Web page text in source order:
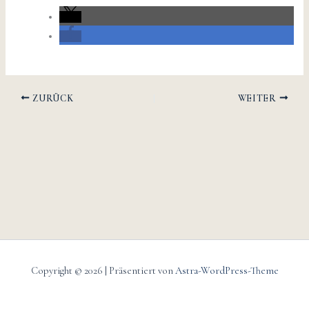
ZURÜCK WEITER
Copyright © 2026 | Präsentiert vonAstra-WordPress-Theme